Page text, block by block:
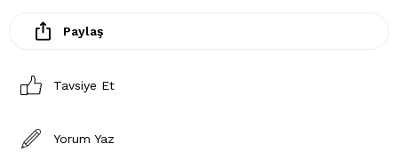
Paylaş
Tavsiye Et
Yorum Yaz